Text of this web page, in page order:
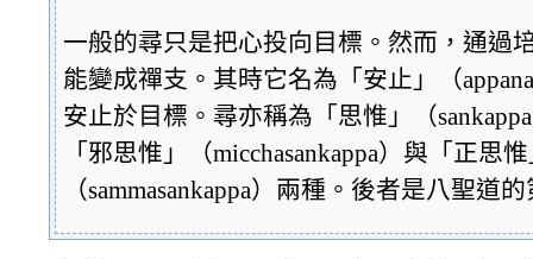
一般的尋只是把心投向目標。然而，通過
能變成禪支。其時它名為「安止」（
安止於目標。尋亦稱為「思惟」（
「邪思惟」（micchasankappa）與「正思
（sammasankappa）兩種。後者是八聖道